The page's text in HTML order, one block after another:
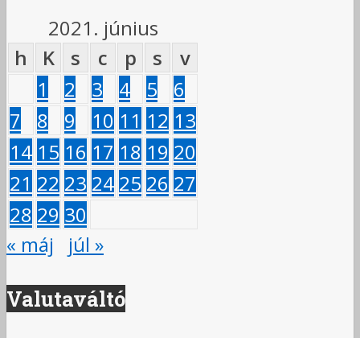
2021. június
h
K s c p s
v
1
2 3 4 5
6
7
8 9 10 11 12 13
14 15 16 17 18 19 20
21 22 23 24 25 26 27
28 29 30
« máj
júl »
Valutaváltó